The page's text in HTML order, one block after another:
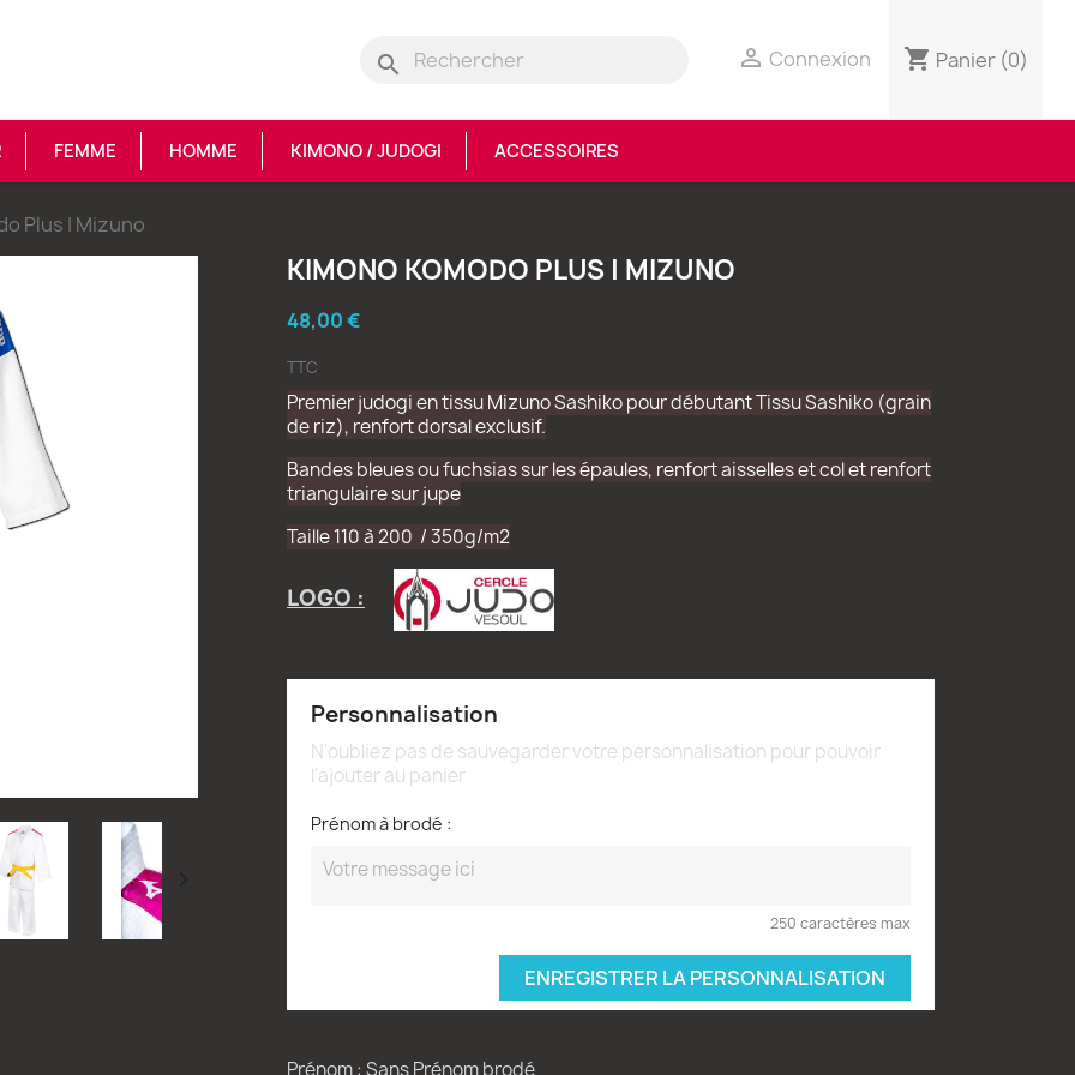
search  Connexion shopping_cart Panier (0)
FEMME HOMME KIMONO / JUDOGI ACCESSOIRES
Plus | Mizuno
KIMONO KOMODO PLUS | MIZUNO
48,00 €
TTC
Premier judogi en tissu Mizuno Sashiko pour débutant Tissu Sashiko (grain
de riz), renfort dorsal exclusif.
Bandes bleues ou fuchsias sur les épaules, renfort aisselles et col et renfort
triangulaire sur jupe
Taille 110 à 200 / 350g/m2
LOGO :
Personnalisation
N'oubliez pas de sauvegarder votre personnalisation pour pouvoir
l'ajouter au panier
Prénom à brodé :
250 caractères max
ENREGISTRER LA PERSONNALISATION
Prénom : Sans Prénom brodé